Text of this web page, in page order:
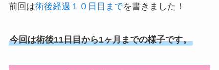
前回は術後経過１０日目までを書きました！
今回は術後11日目から1ヶ月までの様子です。